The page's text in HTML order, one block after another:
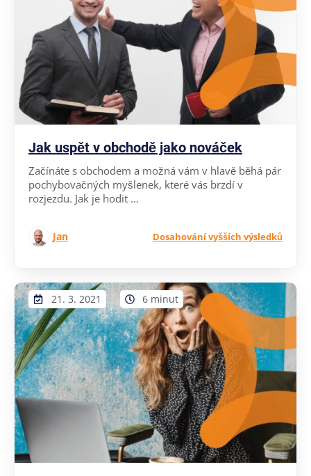
Jak uspět v obchodě jako nováček
Začínáte s obchodem a možná vám v hlavě běhá pár
pochybovačných myšlenek, které vás brzdí v
rozjezdu. Jak je hodit ...
Jan Dosahování vyšších výsledků
21. 3. 2021 6 minut